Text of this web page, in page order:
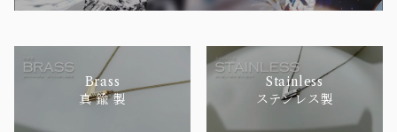
Brass
真 鍮 製
Stainless
ステンレス製